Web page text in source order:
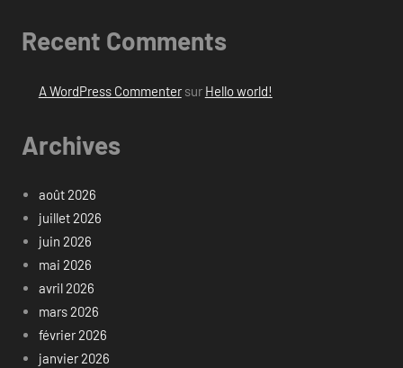
Recent Comments
A WordPress Commentersur Hello world!
Archives
août 2026
juillet 2026
juin 2026
mai 2026
avril 2026
mars 2026
février 2026
janvier 2026